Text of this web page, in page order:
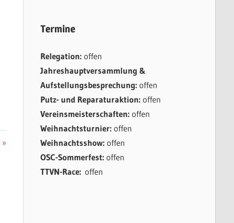
Termine
Relegation: offen
Jahreshauptversammlung &
Aufstellungsbesprechung: offen
Putz- und Reparaturaktion: offen
Vereinsmeisterschaften: offen
Weihnachtsturnier: offen
Weihnachtsshow: offen
OSC-Sommerfest: offen
TTVN-Race: offen